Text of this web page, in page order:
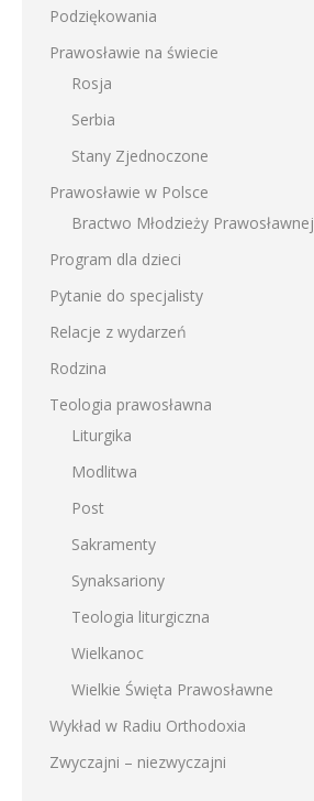
Podziękowania
Prawosławie na świecie
Rosja
Serbia
Stany Zjednoczone
Prawosławie w Polsce
Bractwo Młodzieży Prawosławnej
Program dla dzieci
Pytanie do specjalisty
Relacje z wydarzeń
Rodzina
Teologia prawosławna
Liturgika
Modlitwa
Post
Sakramenty
Synaksariony
Teologia liturgiczna
Wielkanoc
Wielkie Święta Prawosławne
Wykład w Radiu Orthodoxia
Zwyczajni – niezwyczajni